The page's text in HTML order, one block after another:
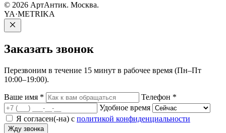
© 2026 АртАнтик. Москва.
YA·METRIKA
Заказать звонок
Перезвоним в течение 15 минут в рабочее время (Пн–Пт
10:00–19:00).
Ваше имя * Телефон *
Удобное время
Я согласен(-на) с политикой конфиденциальности
Жду звонка